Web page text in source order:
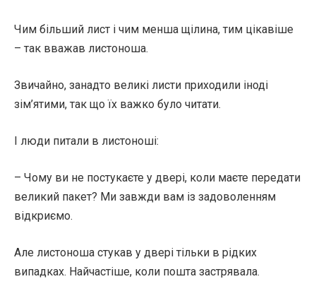
Чим більший лист і чим менша щілина, тим цікавіше
– так вважав листоноша.
Звичайно, занадто великі листи приходили іноді
зім’ятими, так що їх важко було читати.
І люди питали в листоноші:
– Чому ви не постукаєте у двері, коли маєте передати
великий пакет? Ми завжди вам із задоволенням
відкриємо.
Але листоноша стукав у двері тільки в рідких
випадках. Найчастіше, коли пошта застрявала.